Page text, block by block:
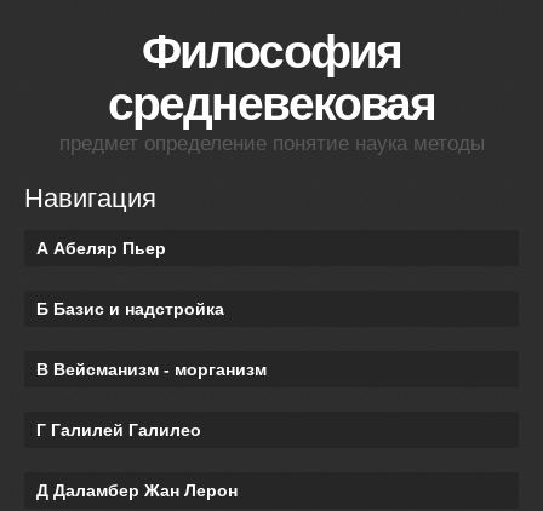
Философия
средневековая
предмет определение понятие наука методы
Навигация
А Абеляр Пьер
Б Базис и надстройка
В Вейсманизм - морганизм
Г Галилей Галилео
Д Даламбер Жан Лерон